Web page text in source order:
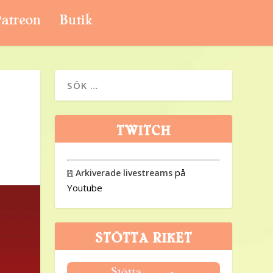
Butik
TWITCH
 Arkiverade livestreams på
Youtube
STÖTTA RIKET